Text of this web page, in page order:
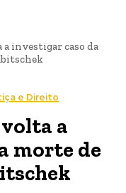
investigar caso da
e Direito
a
morte de